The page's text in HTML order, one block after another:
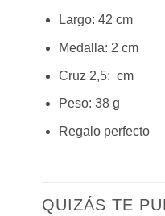
Largo: 42 cm
Medalla: 2 cm
Cruz 2,5: cm
Peso: 38 g
Regalo perfecto
QUIZÁS TE